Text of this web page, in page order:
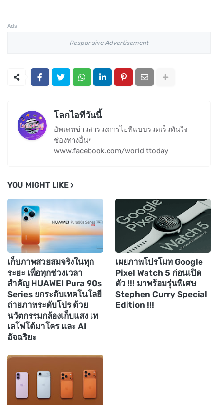
Ads
Responsive Advertisement
โลกไอทีวันนี้
อัพเดทข่าวสารวงการไอทีแบบรวดเร็วทันใจ
ช่องทางอื่นๆ
www.facebook.com/worldittoday
YOU MIGHT LIKE
เก็บภาพสวยสมจริงในทุก
ระยะ เพื่อทุกช่วงเวลา
สำคัญ HUAWEI Pura 90s
Series ยกระดับเทคโนโลยี
ถ่ายภาพระดับโปร ด้วย
นวัตกรรมกล้องเก็บแสง เท
เลโฟโต้มาโคร และ AI
อัจฉริยะ
เผยภาพโปรโมท Google
Pixel Watch 5 ก่อนเปิด
ตัว !!! มาพร้อมรุ่นพิเศษ
Stephen Curry Special
Edition !!!